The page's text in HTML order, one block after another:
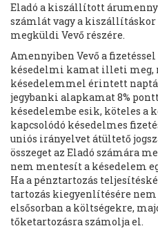
Eladó a kiszállított
számlát vagy a kiszállításkor
megküldi Vevő részére.
Amennyiben Vevő a
késedelmi kamat illeti meg,
késedelemmel érintett
jegybanki alapkamat 8%
késedelembe esik, köteles a
kapcsolódó késedelmes
uniós irányelvet átültető
összeget az Eladó számára
nem mentesít a késedelem
Ha a pénztartozás
tartozás kiegyenlítésére nem
elsősorban a költségekre,
tőketartozásra számolja el.